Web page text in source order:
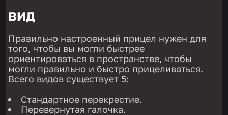
ВИД
Правильно настроенный прицел нужен для
того, чтобы вы могли быстрее
ориентироваться в пространстве, чтобы
могли правильно и быстро прицеливаться.
Всего видов существует 5:
Стандартное перекрестие.
Перевернутая галочка.